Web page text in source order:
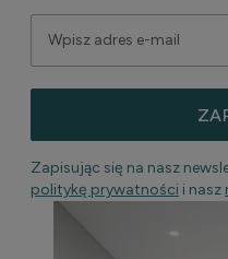
Zapisując się na nasz
politykę prywatności i nasz